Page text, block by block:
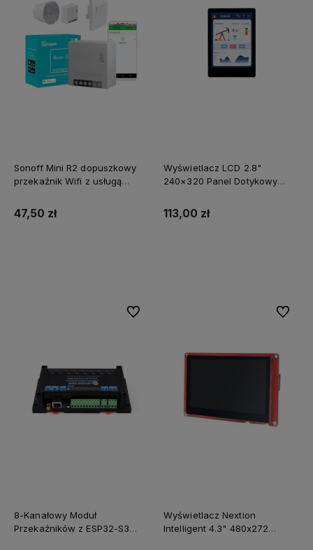
Sonoff Mini R2 dopuszkowy
przekaźnik Wifi z usługą
SUPLA
47,50 zł
Wyświetlacz LCD 2.8"
240×320 Panel Dotykowy
113,00 zł
8-Kanałowy Moduł
Przekaźników z ESP32-S3
Do ulubionych
Wyświetlacz Nextion
Intelligent 4.3" 480x272
Do